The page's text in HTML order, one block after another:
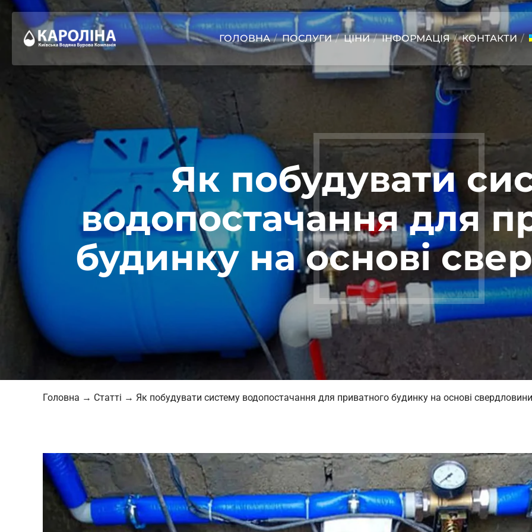
ГОЛОВНА ПОСЛУГИ ЦІНИ ІНФОРМАЦІЯ КОНТАКТИ
Як побудувати
водопостачання для
будинку на основі
Головна → Статті → Як побудувати систему водопостачання для приватного будинку на основі